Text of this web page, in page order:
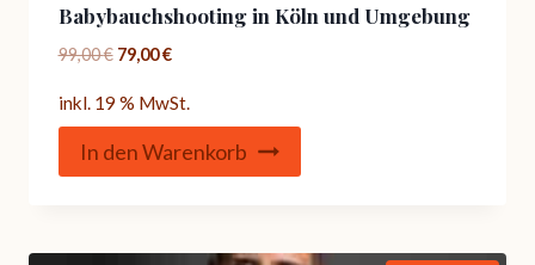
Babybauchshooting in Köln und Umgebung
99,00€ Ursprünglicher
war:
79,00€Aktueller
ist:
inkl. 19 % MwSt.
In den Warenkorb